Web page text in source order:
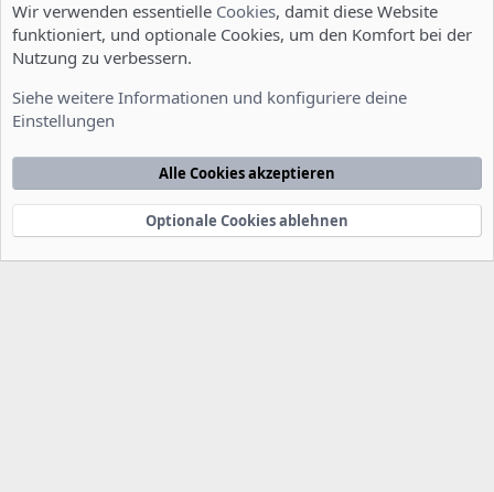
Nutzungsbedingungen Datenschutzerklärung
Startseite
e
Community platform by XenForo® © 2010-2022 XenForo Ltd.
xenDach©2010-2014
Wir verwenden essentielle Cookies, damit diese Website
funktioniert, und optionale Cookies, um den Komfort bei der
Nutzung zu verbessern.
Siehe weitere Informationen und konfiguriere deine
Einstellungen
Alle Cookies akzeptieren
Optionale Cookies ablehnen